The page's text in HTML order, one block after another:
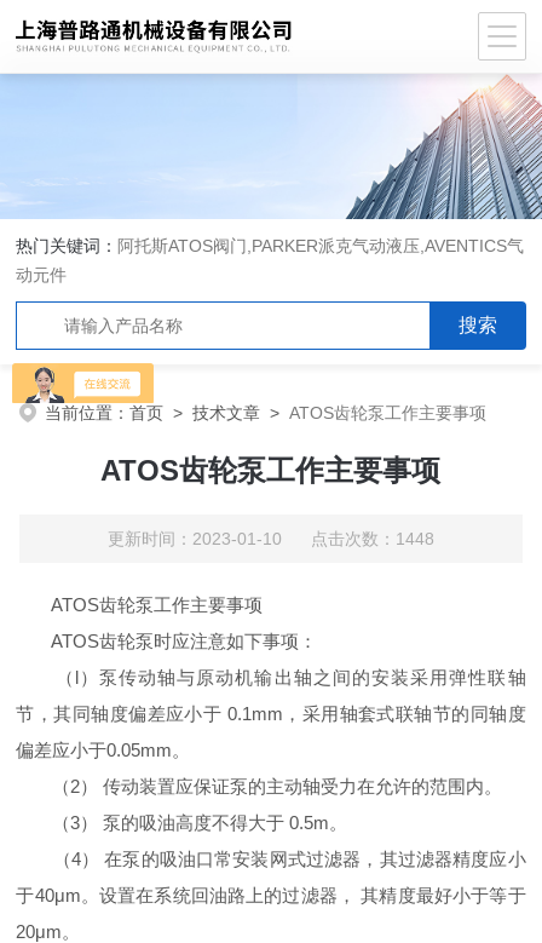
热门关键词： 阿托斯ATOS阀门,PARKER派克气动液压,AVENTICS气
动元件
当前位置：首页 >技术文章 >ATOS齿轮泵工作主要事项
ATOS齿轮泵工作主要事项
更新时间：2023-01-10 点击次数：1448
ATOS齿轮泵工作主要事项
ATOS齿轮泵时应注意如下事项：
（l）泵传动轴与原动机输出轴之间的安装采用弹性联轴
节，其同轴度偏差应小于 0.1mm，采用轴套式联轴节的同轴度
偏差应小于0.05mm。
（2） 传动装置应保证泵的主动轴受力在允许的范围内。
（3） 泵的吸油高度不得大于 0.5m。
（4） 在泵的吸油口常安装网式过滤器，其过滤器精度应小
于40μm。设置在系统回油路上的过滤器， 其精度最好小于等于
20μm。